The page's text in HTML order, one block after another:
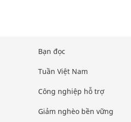
Bạn đọc
Tuần Việt Nam
Công nghiệp hỗ trợ
Giảm nghèo bền vững